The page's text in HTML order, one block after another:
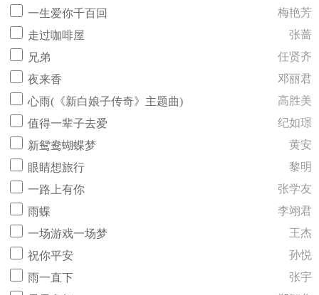
一生爱你千百回
梅艳芳
走过咖啡屋
张蔷
兄弟
任贤齐
夜来香
邓丽君
心雨(《新白娘子传奇》主题曲)
高胜美
值得一辈子去爱
纪如璟
新鸳鸯蝴蝶梦
黄安
眼睛想旅行
黎明
一路上有你
张学友
雨蝶
李翊君
一场游戏一场梦
王杰
祝你平安
孙悦
雨一直下
张宇